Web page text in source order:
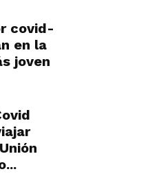
covid-
en la
joven